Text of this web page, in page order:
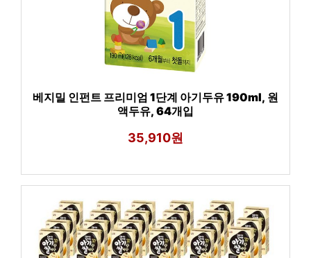
베지밀 인펀트 프리미엄 1단계 아기두유 190ml, 원
액두유, 64개입
35,910원